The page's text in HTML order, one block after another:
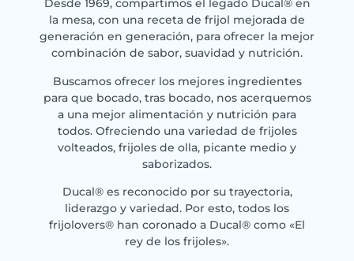
Desde 1969, compartimos el legado Ducal® en
la mesa, con una receta de frijol mejorada de
generación en generación, para ofrecer la mejor
combinación de sabor, suavidad y nutrición.
Buscamos ofrecer los mejores ingredientes
para que bocado, tras bocado, nos acerquemos
a una mejor alimentación y nutrición para
todos. Ofreciendo una variedad de frijoles
volteados, frijoles de olla, picante medio y
saborizados.
Ducal® es reconocido por su trayectoria,
liderazgo y variedad. Por esto, todos los
frijolovers® han coronado a Ducal® como «El
rey de los frijoles».